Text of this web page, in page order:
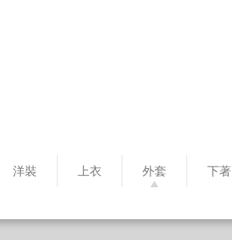
洋裝 上衣 外套 下著